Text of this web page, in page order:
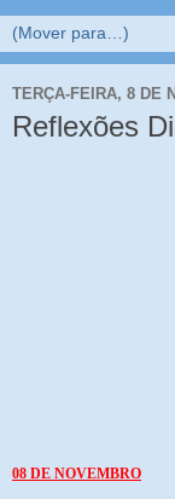
TERÇA-FEIRA, 8 DE
Reflexões
08 DE NOVEMBRO